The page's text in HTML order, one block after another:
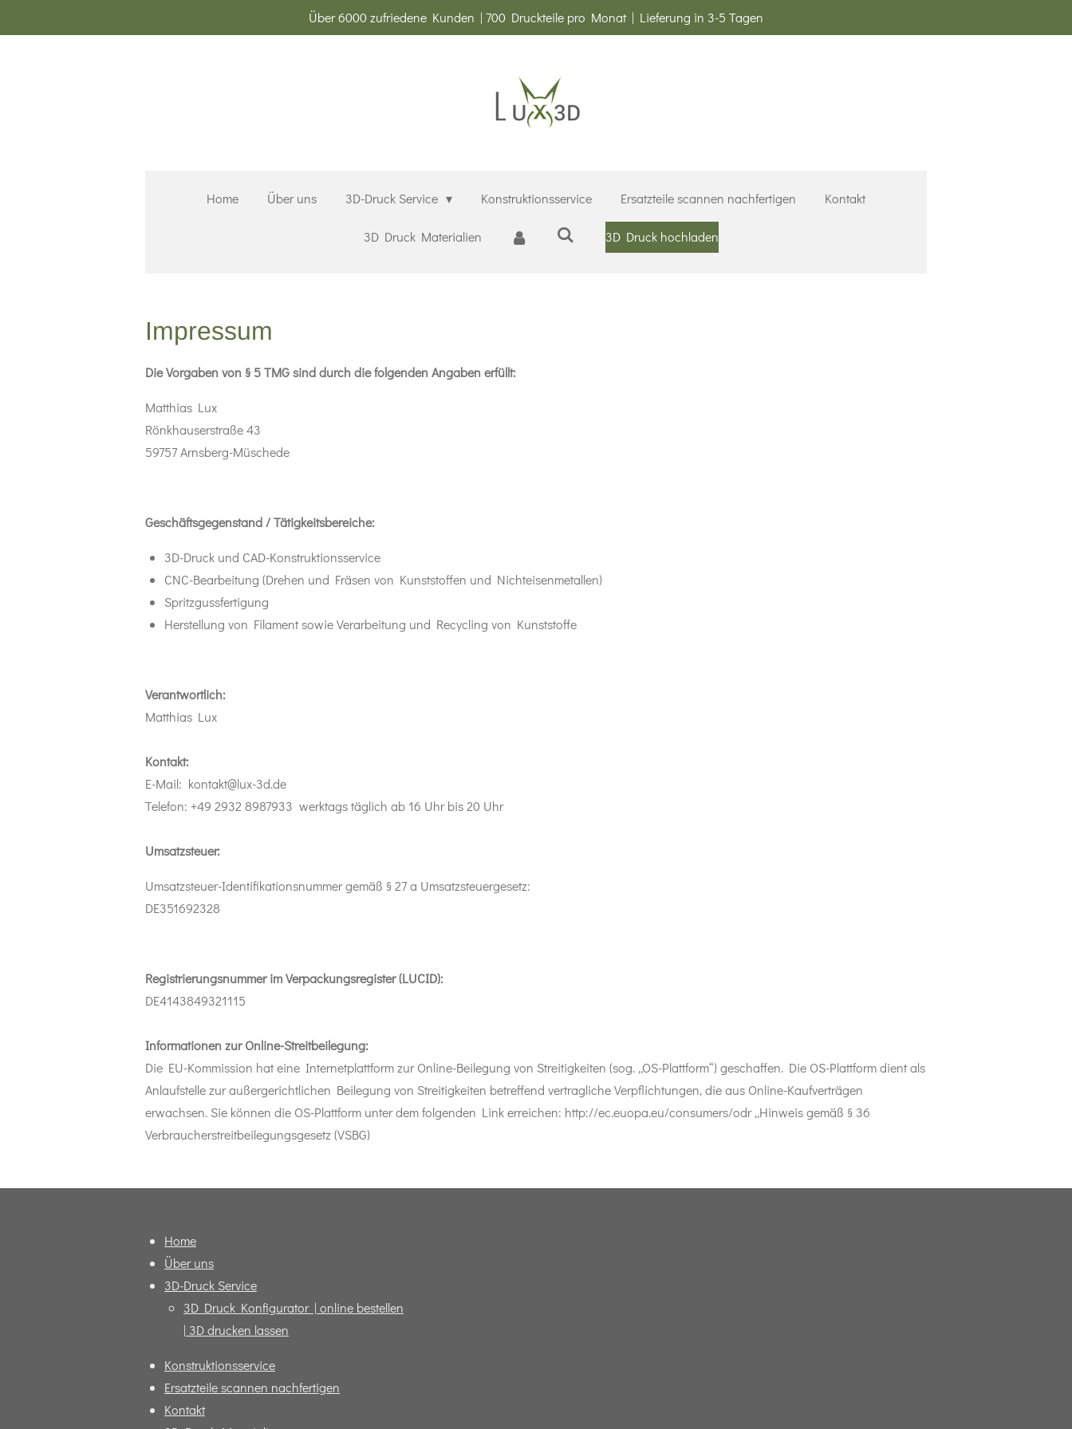
Über 6000 zufriedene Kunden | 700 Druckteile pro Monat | Lieferung in 3-5 Tagen
Home Über uns 3D-Druck Service Konstruktionsservice Ersatzteile scannen nachfertigen Kontakt
3D Druck Materialien 3D Druck hochladen
Impressum
Die Vorgaben von § 5 TMG sind durch die folgenden Angaben erfüllt:
Matthias Lux
Rönkhauserstraße 43
59757 Arnsberg-Müschede
Geschäftsgegenstand / Tätigkeitsbereiche:
3D-Druck und CAD-Konstruktionsservice
CNC-Bearbeitung (Drehen und Fräsen von Kunststoffen und Nichteisenmetallen)
Spritzgussfertigung
Herstellung von Filament sowie Verarbeitung und Recycling von Kunststoffe
Verantwortlich:
Matthias Lux
Kontakt:
E-Mail: kontakt@lux-3d.de
Telefon: +49 2932 8987933 werktags täglich ab 16 Uhr bis 20 Uhr
Umsatzsteuer:
Umsatzsteuer-Identifikationsnummer gemäß § 27 a Umsatzsteuergesetz:
DE351692328
Registrierungsnummer im Verpackungsregister (LUCID):
DE4143849321115
Informationen zur Online-Streitbeilegung:
Die EU-Kommission hat eine Internetplattform zur Online-Beilegung von Streitigkeiten (sog. „OS-Plattform“) geschaffen. Die OS-Plattform dient als
Anlaufstelle zur außergerichtlichen Beilegung von Streitigkeiten betreffend vertragliche Verpflichtungen, die aus Online-Kaufverträgen
erwachsen. Sie können die OS-Plattform unter dem folgenden Link erreichen: http://ec.euopa.eu/consumers/odr „Hinweis gemäß § 36
Verbraucherstreitbeilegungsgesetz (VSBG)
Home
Über uns
3D-Druck Service
3D Druck Konfigurator | online bestellen
| 3D drucken lassen
Konstruktionsservice
Ersatzteile scannen nachfertigen
Kontakt